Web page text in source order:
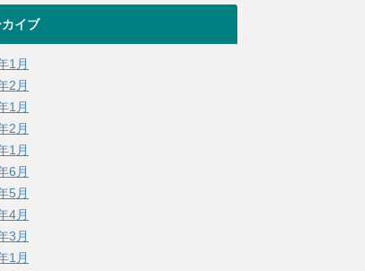
イブ
1月
2月
1月
2月
1月
6月
5月
4月
3月
1月